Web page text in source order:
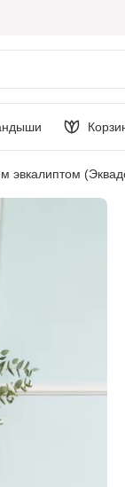
эвкалиптом